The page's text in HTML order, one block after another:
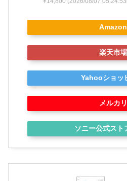
Amazon
楽天市場
Yahooショッ
メルカリ
ソニー公式スト